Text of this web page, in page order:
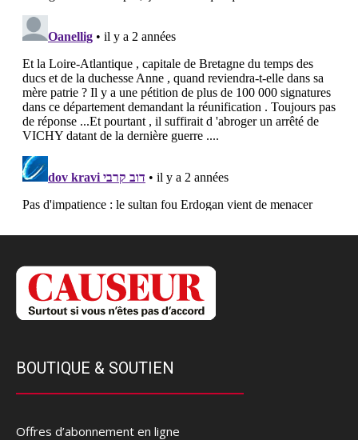
BOUTIQUE & SOUTIEN
Offres d’abonnement en ligne